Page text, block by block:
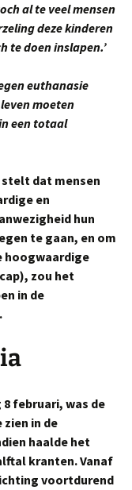
al te veel mensen
deze kinderen
te doen inslapen.’
euthanasie
moeten
een totaal
dat mensen
en
hun
te gaan, en om
hoogwaardige
zou het
in de
8 februari, was de
in de
haalde het
kranten. Vanaf
voortdurend